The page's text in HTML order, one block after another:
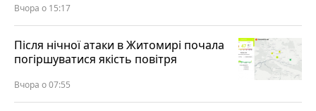
Вчора о 15:17
Після нічної атаки в Житомирі почала
погіршуватися якість повітря
Вчора о 07:55